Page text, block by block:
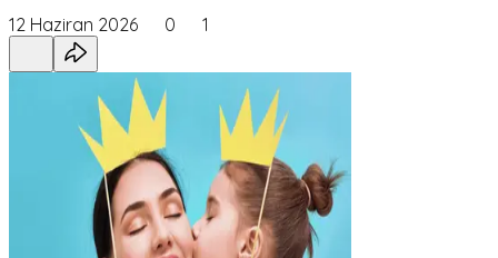
12 Haziran 2026 0 1